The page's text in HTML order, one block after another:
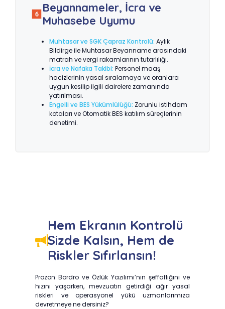
Beyannameler, İcra ve
Muhasebe Uyumu
Muhtasar ve SGK Çapraz Kontrolü: Aylık
Bildirge ile Muhtasar Beyanname arasındaki
matrah ve vergi rakamlarının tutarlılığı.
İcra ve Nafaka Takibi: Personel maaş
hacizlerinin yasal sıralamaya ve oranlara
uygun kesilip ilgili dairelere zamanında
yatırılması.
Engelli ve BES Yükümlülüğü: Zorunlu istihdam
kotaları ve Otomatik BES katılım süreçlerinin
denetimi.
Hem Ekranın Kontrolü
Sizde Kalsın, Hem de
Riskler Sıfırlansın!
Prozon Bordro ve Özlük Yazılımı’nın şeffaflığını ve
hızını yaşarken, mevzuatın getirdiği ağır yasal
riskleri ve operasyonel yükü uzmanlarımıza
devretmeye ne dersiniz?